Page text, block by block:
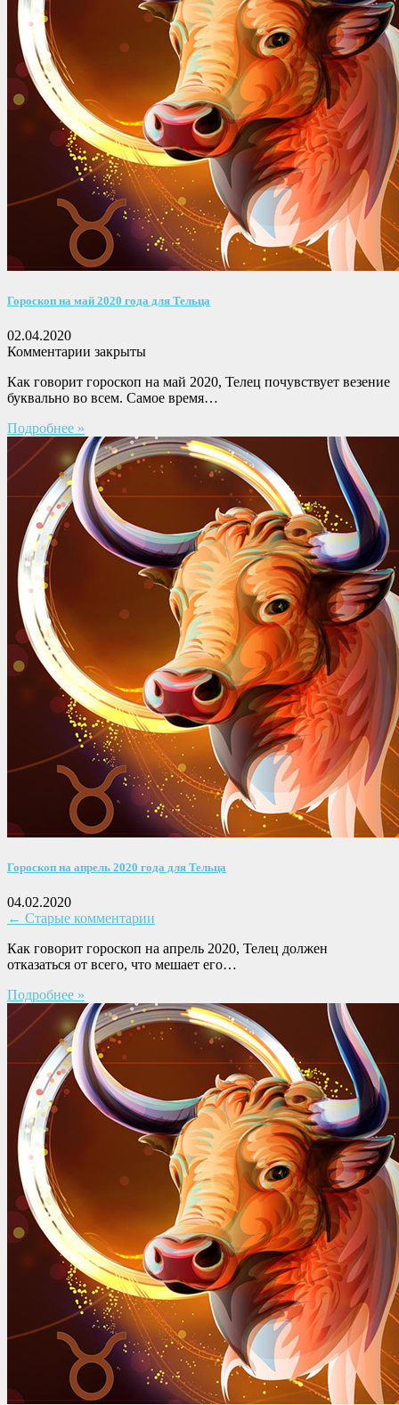
Гороскоп на май 2020 года для Тельца
02.04.2020
Комментарии закрыты
Как говорит гороскоп на май 2020, Телец почувствует везение
буквально во всем. Самое время…
Подробнее »
Гороскоп на апрель 2020 года для Тельца
04.02.2020
← Старые комментарии
Как говорит гороскоп на апрель 2020, Телец должен
отказаться от всего, что мешает его…
Подробнее »